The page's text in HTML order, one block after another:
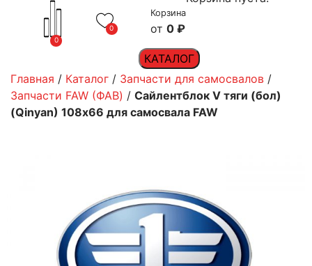
0
0
Корзина
0 ₽
КАТАЛОГ
Главная / Каталог / Запчасти для самосвалов /
Запчасти FAW (ФАВ) / Сайлентблок V тяги (бол)
(Qinyan) 108х66 для самосвала FAW